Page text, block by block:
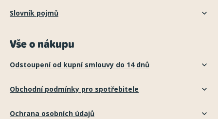
Slovník pojmů
Vše o nákupu
Odstoupení od kupní smlouvy do 14 dnů
Obchodní podmínky pro spotřebitele
Ochrana osobních údajů